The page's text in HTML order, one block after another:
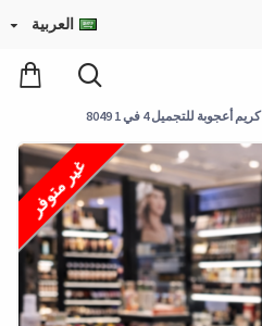
العربية
كريم أعجوبة للتجميل 4 في 1 8049
غير متوفر